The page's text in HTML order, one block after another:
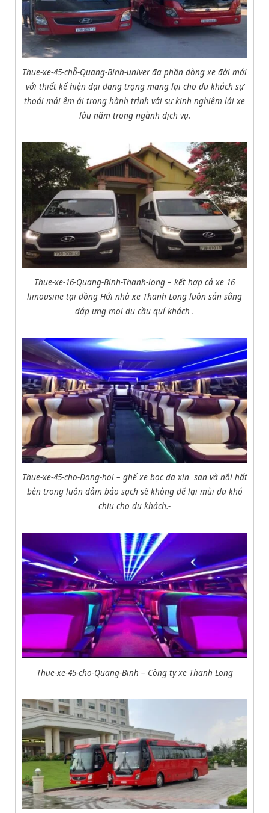
Thue-xe-45-chỗ-Quang-Binh-univer đa phần dòng xe đời mới
với thiết kế hiện dại dang trọng mang lại cho du khách sự
thoải mái êm ái trong hành trình với sự kinh nghiệm lái xe
lâu năm trong ngành dịch vụ.
Thue-xe-16-Quang-Binh-Thanh-long – kết hợp cả xe 16
limousine tại đồng Hới nhà xe Thanh Long luôn sẵn sằng
dáp ưng mọi du cầu quí khách .
Thue-xe-45-cho-Dong-hoi – ghế xe bọc da xịn sạn và nôi hất
bên trong luôn đảm bảo sạch sẽ không để lại mùi da khó
chịu cho du khách.-
Thue-xe-45-cho-Quang-Binh – Công ty xe Thanh Long